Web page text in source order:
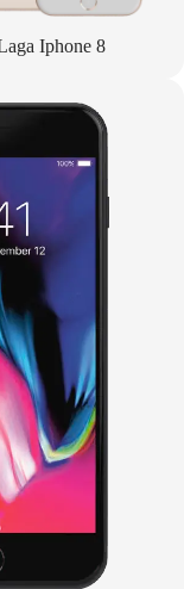
Iphone 8